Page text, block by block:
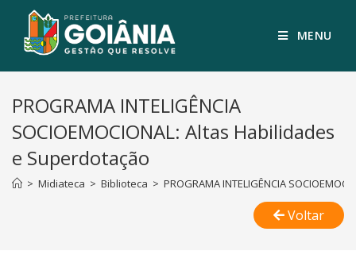
MENU
PROGRAMA INTELIGÊNCIA
SOCIOEMOCIONAL: Altas Habilidades
e Superdotação
> Midiateca > Biblioteca > PROGRAMA INTELIGÊNCIA
Voltar